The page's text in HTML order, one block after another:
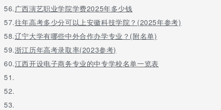
56.广西演艺职业学院学费2025年多少钱
57.往年高考多少分可以上安徽科技学院？(2025年参考)
58.辽宁大学有哪些中外合作办学专业？(附名单)
59.浙江历年高考录取率(2023参考)
60.江西开设电子商务专业的中专学校名单一览表
51.
52.
53.